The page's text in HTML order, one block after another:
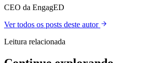
CEO da EngagED
Ver todos os posts deste autor
Leitura relacionada